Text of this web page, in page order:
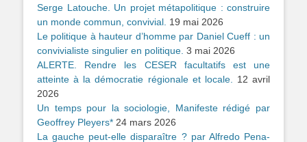
Serge Latouche. Un projet métapolitique : construire
un monde commun, convivial. 19 mai 2026
Le politique à hauteur d’homme par Daniel Cueff : un
convivialiste singulier en politique. 3 mai 2026
ALERTE. Rendre les CESER facultatifs est une
atteinte à la démocratie régionale et locale.
12 avril
2026
Un temps pour la sociologie, Manifeste rédigé par
Geoffrey Pleyers* 24 mars 2026
La gauche peut-elle disparaître ? par Alfredo Pena-